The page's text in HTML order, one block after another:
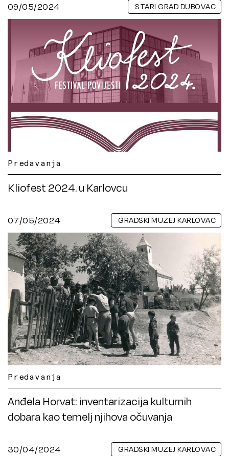
09/05/2024 STARI GRAD DUBOVAC
Predavanja
Kliofest 2024. u Karlovcu
07/05/2024 GRADSKI MUZEJ KARLOVAC
Predavanja
Anđela Horvat: inventarizacija kulturnih
dobara kao temelj njihova očuvanja
30/04/2024 GRADSKI MUZEJ KARLOVAC